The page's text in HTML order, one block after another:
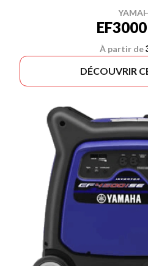
À partir de
DÉCOUVRIR